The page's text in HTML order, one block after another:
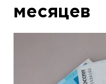
месяцев